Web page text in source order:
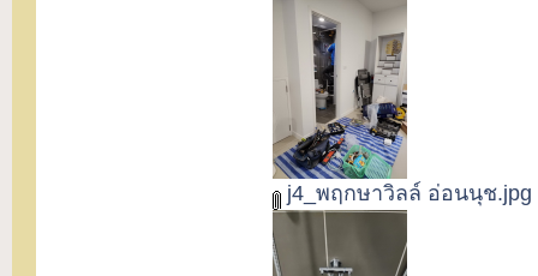
j4_พฤกษาวิลล์ อ่อนนุช.jpg